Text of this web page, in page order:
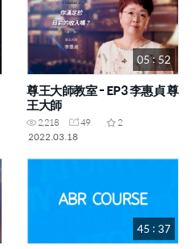
05 : 52
尊王大師教室 - EP3 李惠貞 尊
王大師
2,218 49
2
2022.03.18
45 : 37